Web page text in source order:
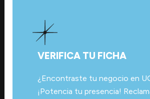
VERIFICA TU FICHA
¿Encontraste tu negocio en
¡Potencia tu presencia!